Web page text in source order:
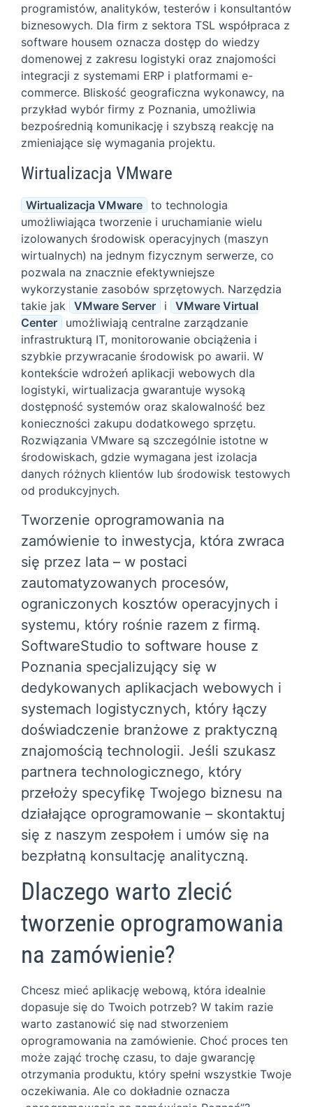
programistów, analityków, testerów i konsultantów
biznesowych. Dla firm z sektora TSL współpraca z
software housem oznacza dostęp do wiedzy
domenowej z zakresu logistyki oraz znajomości
integracji z systemami ERP i platformami e-
commerce. Bliskość geograficzna wykonawcy, na
przykład wybór firmy z Poznania, umożliwia
bezpośrednią komunikację i szybszą reakcję na
zmieniające się wymagania projektu.
Wirtualizacja VMware
Wirtualizacja VMware to technologia
umożliwiająca tworzenie i uruchamianie wielu
izolowanych środowisk operacyjnych (maszyn
wirtualnych) na jednym fizycznym serwerze, co
pozwala na znacznie efektywniejsze
wykorzystanie zasobów sprzętowych. Narzędzia
takie jak VMware Server i
VMware Virtual
Center
umożliwiają centralne zarządzanie
infrastrukturą IT, monitorowanie obciążenia i
szybkie przywracanie środowisk po awarii. W
kontekście wdrożeń aplikacji webowych dla
logistyki, wirtualizacja gwarantuje wysoką
dostępność systemów oraz skalowalność bez
konieczności zakupu dodatkowego sprzętu.
Rozwiązania VMware są szczególnie istotne w
środowiskach, gdzie wymagana jest izolacja
danych różnych klientów lub środowisk testowych
od produkcyjnych.
Tworzenie oprogramowania na
zamówienie to inwestycja, która zwraca
się przez lata – w postaci
zautomatyzowanych procesów,
ograniczonych kosztów operacyjnych i
systemu, który rośnie razem z firmą.
SoftwareStudio to software house z
Poznania specjalizujący się w
dedykowanych aplikacjach webowych i
systemach logistycznych, który łączy
doświadczenie branżowe z praktyczną
znajomością technologii. Jeśli szukasz
partnera technologicznego, który
przełoży specyfikę Twojego biznesu na
działające oprogramowanie – skontaktuj
się z naszym zespołem i umów się na
bezpłatną konsultację analityczną.
Dlaczego warto zlecić
tworzenie oprogramowania
na zamówienie?
Chcesz mieć aplikację webową, która idealnie
dopasuje się do Twoich potrzeb? W takim razie
warto zastanowić się nad stworzeniem
oprogramowania na zamówienie. Choć proces ten
może zająć trochę czasu, to daje gwarancję
otrzymania produktu, który spełni wszystkie Twoje
oczekiwania. Ale co dokładnie oznacza